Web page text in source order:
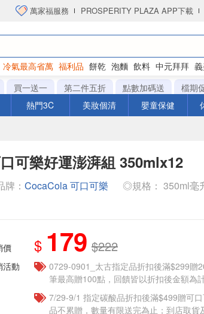
萬家福服務 PROSPERITY PLAZA APP下載
冷氣最高省萬 福利品 餅乾 泡麵 飲料 中元拜拜
買一送一 第二件五折 點數加碼送
檔期
熱門3C 美妝個清 嬰童保健
可樂好運澎湃組 350mlx12
： CocaCola 可口可樂
◎規格： 350ml毫
價 $ 179 $222
活動
0729-0901_太古指定品折扣後滿$299贈
筆最高贈100點，回饋皆以折扣後金額為
7/29-9/1 指定碳酸品折扣後滿$499贈可
品不累贈，數量有限送完為止；到店取貨